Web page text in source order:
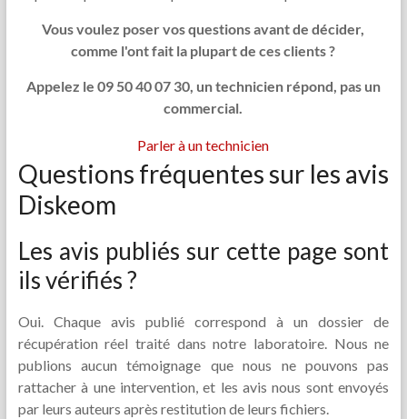
Vous voulez poser vos questions avant de décider,
comme l'ont fait la plupart de ces clients ?
Appelez le 09 50 40 07 30, un technicien répond, pas un
commercial.
Parler à un technicien
Questions fréquentes sur les avis
Diskeom
Les avis publiés sur cette page sont
ils vérifiés ?
Oui. Chaque avis publié correspond à un dossier de
récupération réel traité dans notre laboratoire. Nous ne
publions aucun témoignage que nous ne pouvons pas
rattacher à une intervention, et les avis nous sont envoyés
par leurs auteurs après restitution de leurs fichiers.